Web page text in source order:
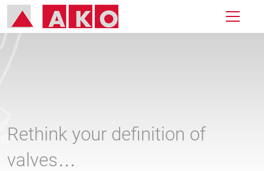
Rethink your definition of
valves…